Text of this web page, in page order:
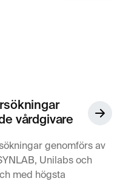
vårdgivare
genomförs av
Unilabs och
med högsta